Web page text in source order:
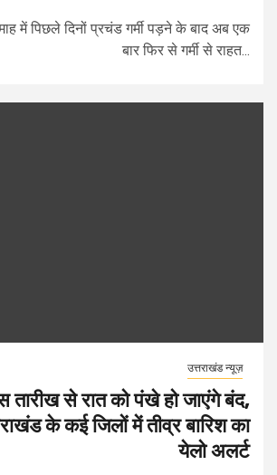
में पिछले दिनों प्रचंड गर्मी पड़ने के बाद अब एक
बार फिर से गर्मी से राहत...
उत्तराखंड न्यूज़
तारीख से रात को पंखे हो जाएंगे बंद,
के कई जिलों में तीव्र बारिश का
येलो अलर्ट